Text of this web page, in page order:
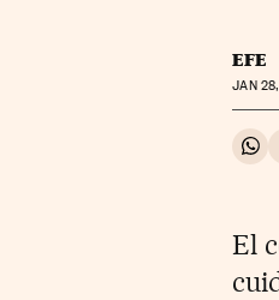
EFE
JAN28,
El